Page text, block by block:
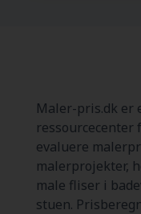
Maler-pris.dk er
ressourcecenter
evaluere
malerprojekter,
male fliser i
stuen.